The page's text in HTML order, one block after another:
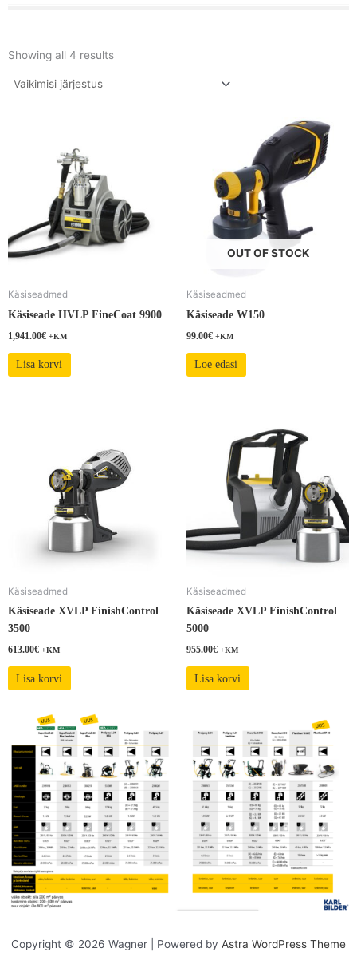
Showing all 4 results
Käsiseadmed
Käsiseade HVLP FineCoat 9900
1,941.00€ +KM
Lisa korvi
OUT OF STOCK
Käsiseadmed
Käsiseade W150
99.00€ +KM
Loe edasi
Käsiseadmed
Käsiseade XVLP FinishControl
3500
613.00€ +KM
Lisa korvi
Käsiseadmed
Käsiseade XVLP FinishControl
5000
955.00€ +KM
Lisa korvi
Copyright © 2026 Wagner | Powered by Astra WordPress Theme